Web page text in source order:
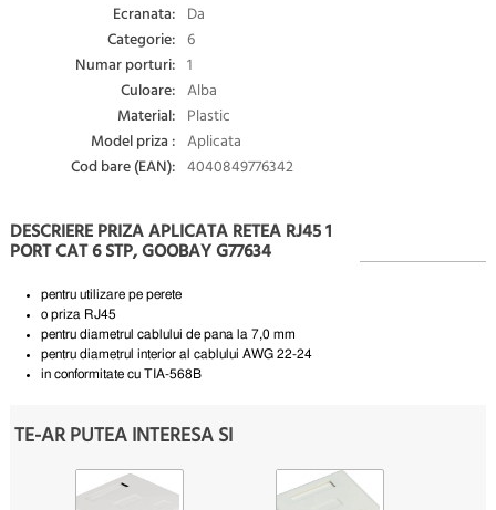
Ecranata: Da
Categorie: 6
Numar porturi: 1
Culoare: Alba
Material: Plastic
Model priza : Aplicata
Cod bare (EAN): 4040849776342
DESCRIERE PRIZA APLICATA RETEA RJ45 1
PORT CAT 6 STP, GOOBAY G77634
pentru utilizare pe perete
o priza RJ45
pentru diametrul cablului de pana la 7,0 mm
pentru diametrul interior al cablului AWG 22-24
in conformitate cu TIA-568B
TE-AR PUTEA INTERESA SI